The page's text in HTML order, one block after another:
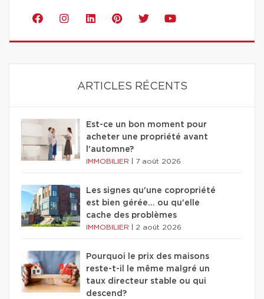
ARTICLES RÉCENTS
Est-ce un bon moment pour
acheter une propriété avant
l'automne?
IMMOBILIER 7 août 2026
Les signes qu'une copropriété
est bien gérée… ou qu'elle
cache des problèmes
IMMOBILIER 2 août 2026
Pourquoi le prix des maisons
reste-t-il le même malgré un
taux directeur stable ou qui
descend?